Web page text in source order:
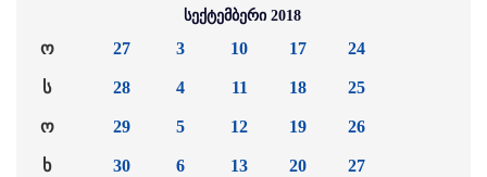
სექტემბერი 2018
ო
ს
ო
ხ
27
28
29
30
3
4
5
6
10
11
12
13
17
18
19
20
24
25
26
27